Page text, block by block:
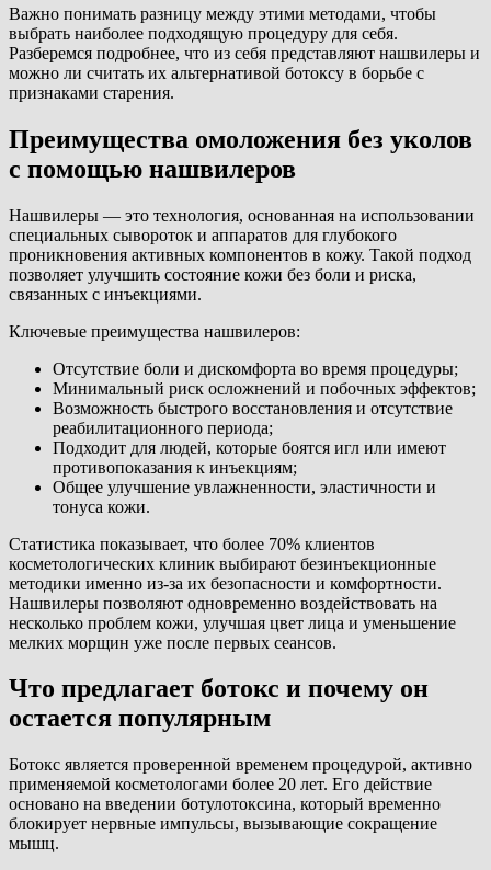
Важно понимать разницу между этими методами, чтобы
выбрать наиболее подходящую процедуру для себя.
Разберемся подробнее, что из себя представляют нашвилеры и
можно ли считать их альтернативой ботоксу в борьбе с
признаками старения.
Преимущества омоложения без уколов
с помощью нашвилеров
Нашвилеры — это технология, основанная на использовании
специальных сывороток и аппаратов для глубокого
проникновения активных компонентов в кожу. Такой подход
позволяет улучшить состояние кожи без боли и риска,
связанных с инъекциями.
Ключевые преимущества нашвилеров:
Отсутствие боли и дискомфорта во время процедуры;
Минимальный риск осложнений и побочных эффектов;
Возможность быстрого восстановления и отсутствие
реабилитационного периода;
Подходит для людей, которые боятся игл или имеют
противопоказания к инъекциям;
Общее улучшение увлажненности, эластичности и
тонуса кожи.
Статистика показывает, что более 70% клиентов
косметологических клиник выбирают безинъекционные
методики именно из-за их безопасности и комфортности.
Нашвилеры позволяют одновременно воздействовать на
несколько проблем кожи, улучшая цвет лица и уменьшение
мелких морщин уже после первых сеансов.
Что предлагает ботокс и почему он
остается популярным
Ботокс является проверенной временем процедурой, активно
применяемой косметологами более 20 лет. Его действие
основано на введении ботулотоксина, который временно
блокирует нервные импульсы, вызывающие сокращение
мышц.